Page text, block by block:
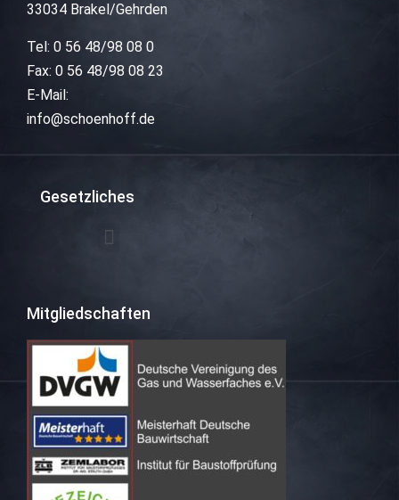
33034 Brakel/Gehrden
Tel: 0 56 48/98 08 0
Fax: 0 56 48/98 08 23
E-Mail:
info@schoenhoff.de
Gesetzliches
Mitgliedschaften